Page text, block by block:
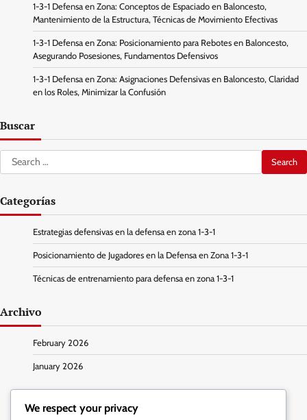
1-3-1 Defensa en Zona: Conceptos de Espaciado en Baloncesto,
Mantenimiento de la Estructura, Técnicas de Movimiento Efectivas
1-3-1 Defensa en Zona: Posicionamiento para Rebotes en Baloncesto,
Asegurando Posesiones, Fundamentos Defensivos
1-3-1 Defensa en Zona: Asignaciones Defensivas en Baloncesto, Claridad
en los Roles, Minimizar la Confusión
Buscar
Search
for:
Categorías
Estrategias defensivas en la defensa en zona 1-3-1
Posicionamiento de Jugadores en la Defensa en Zona 1-3-1
Técnicas de entrenamiento para defensa en zona 1-3-1
Archivo
February 2026
January 2026
We respect your privacy